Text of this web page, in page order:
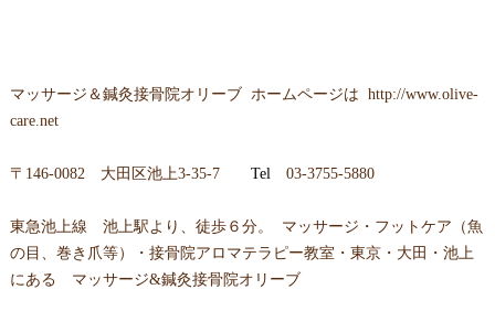
マッサージ＆鍼灸接骨院オリーブ ホームページは http://www.olive-
care.net
〒146-0082 大田区池上3-35-7Tel 03-3755-5880
東急池上線 池上駅より、徒歩６分。 マッサージ・フットケア（魚
の目、巻き爪等）・接骨院アロマテラピー教室・東京・大田・池上
にある マッサージ&鍼灸接骨院オリーブ